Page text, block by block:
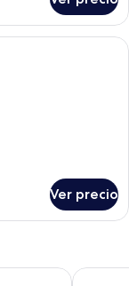
de alta calidad y caja
Ver precio
Dayu